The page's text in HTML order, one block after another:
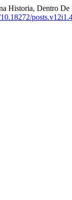
Historia, Dentro